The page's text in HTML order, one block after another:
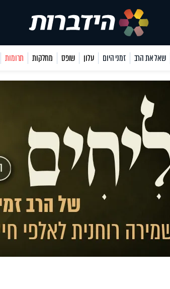
שאל את הרב זמני היום עלון שופס מחלקות תרומות